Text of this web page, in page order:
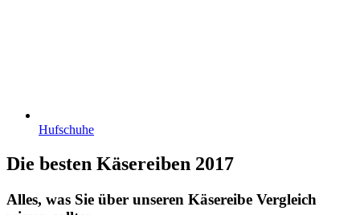
Hufschuhe
Die besten Käsereiben 2017
Alles, was Sie über unseren Käsereibe Vergleich